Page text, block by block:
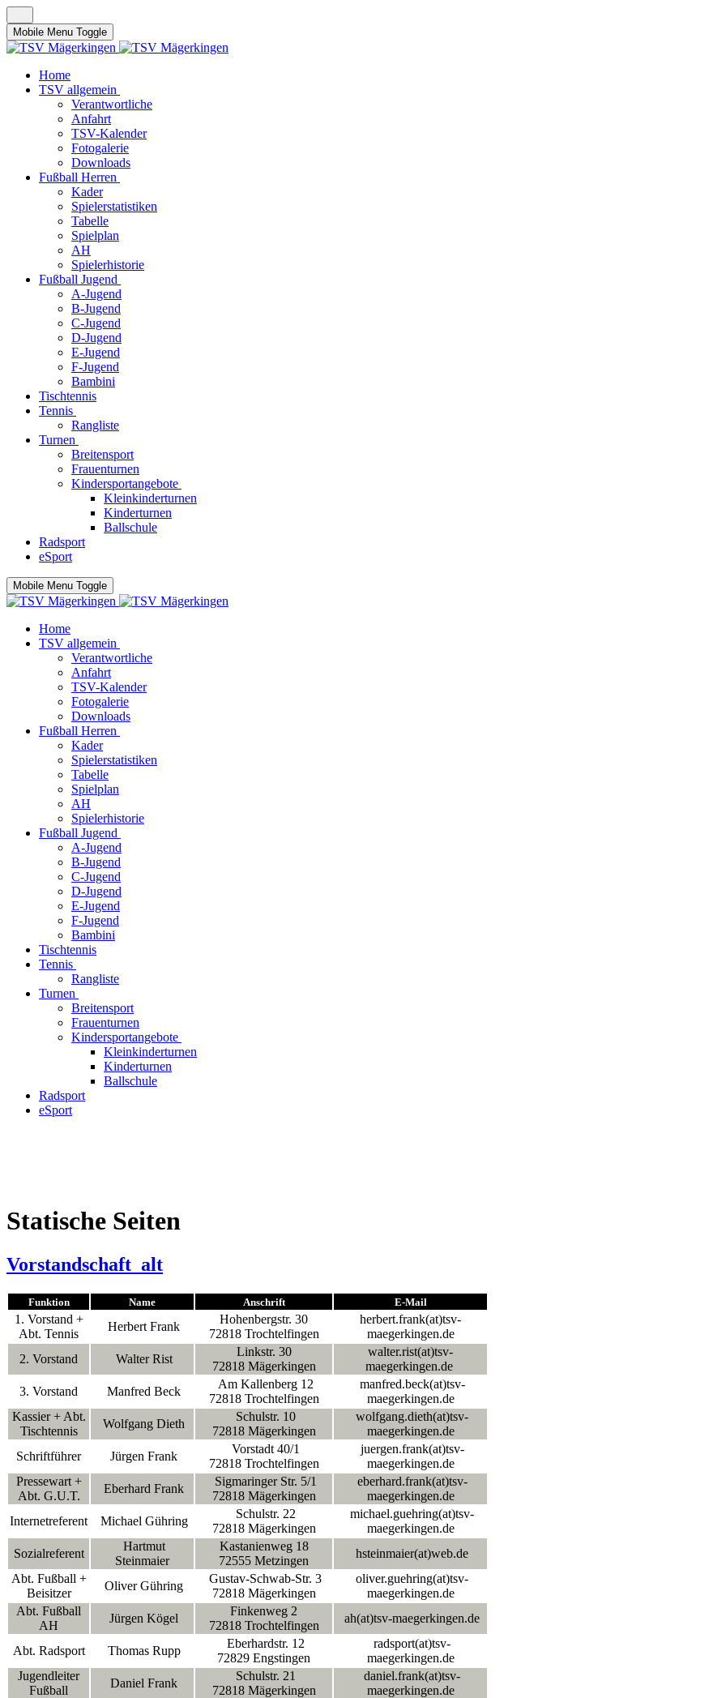
Mobile Menu Toggle
Home
TSV allgemein
Verantwortliche
Anfahrt
TSV-Kalender
Fotogalerie
Downloads
Fußball Herren
Kader
Spielerstatistiken
Tabelle
Spielplan
AH
Spielerhistorie
Fußball Jugend
A-Jugend
B-Jugend
C-Jugend
D-Jugend
E-Jugend
F-Jugend
Bambini
Tischtennis
Tennis
Rangliste
Turnen
Breitensport
Frauenturnen
Kindersportangebote
Kleinkinderturnen
Kinderturnen
Ballschule
Radsport
eSport
Mobile Menu Toggle
Home
TSV allgemein
Verantwortliche
Anfahrt
TSV-Kalender
Fotogalerie
Downloads
Fußball Herren
Kader
Spielerstatistiken
Tabelle
Spielplan
AH
Spielerhistorie
Fußball Jugend
A-Jugend
B-Jugend
C-Jugend
D-Jugend
E-Jugend
F-Jugend
Bambini
Tischtennis
Tennis
Rangliste
Turnen
Breitensport
Frauenturnen
Kindersportangebote
Kleinkinderturnen
Kinderturnen
Ballschule
Radsport
eSport
Statische Seiten
Vorstandschaft_alt
Funktion Name Anschrift E-Mail
1. Vorstand +
Abt. Tennis
Herbert Frank
Hohenbergstr. 30
72818 Trochtelfingen
herbert.frank(at)tsv-
maegerkingen.de
2. Vorstand
Walter Rist
Linkstr. 30
72818 Mägerkingen
walter.rist(at)tsv-
maegerkingen.de
3. Vorstand
Manfred Beck
Am Kallenberg 12
72818 Trochtelfingen
manfred.beck(at)tsv-
maegerkingen.de
Kassier + Abt.
Tischtennis
Wolfgang Dieth
Schulstr. 10
72818 Mägerkingen
wolfgang.dieth(at)tsv-
maegerkingen.de
Schriftführer
Jürgen Frank
Vorstadt 40/1
72818 Trochtelfingen
juergen.frank(at)tsv-
maegerkingen.de
Pressewart +
Abt. G.U.T.
Eberhard Frank
Sigmaringer Str. 5/1
72818 Mägerkingen
eberhard.frank(at)tsv-
maegerkingen.de
Internetreferent
Michael Gühring
Schulstr. 22
72818 Mägerkingen
michael.guehring(at)tsv-
maegerkingen.de
Sozialreferent
Hartmut
Steinmaier
Kastanienweg 18
72555 Metzingen
hsteinmaier(at)web.de
Abt. Fußball +
Beisitzer
Oliver Gühring
Gustav-Schwab-Str. 3
72818 Mägerkingen
oliver.guehring(at)tsv-
maegerkingen.de
Abt. Fußball
AH
Jürgen Kögel
Finkenweg 2
72818 Trochtelfingen
ah(at)tsv-maegerkingen.de
Abt. Radsport Thomas Rupp
Eberhardstr. 12
72829 Engstingen
radsport(at)tsv-
maegerkingen.de
Jugendleiter
Fußball
Daniel Frank
Schulstr. 21
72818 Mägerkingen
daniel.frank(at)tsv-
maegerkingen.de